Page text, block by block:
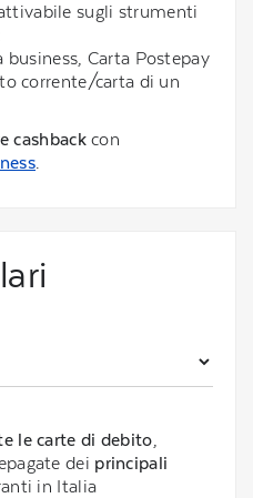
sugli strumenti
Carta Postepay
corrente/carta di un
cashbackcon
.
le carte di debito,
dei principali
in Italia